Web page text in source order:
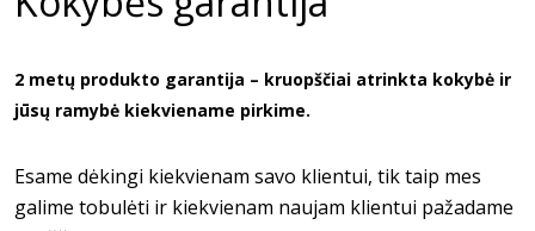
2 metų produkto garantija – kruopščiai atrinkta kokybė ir
jūsų ramybė kiekviename pirkime.
Esame dėkingi kiekvienam savo klientui, tik taip mes
galime tobulėti ir kiekvienam naujam klientui pažadame